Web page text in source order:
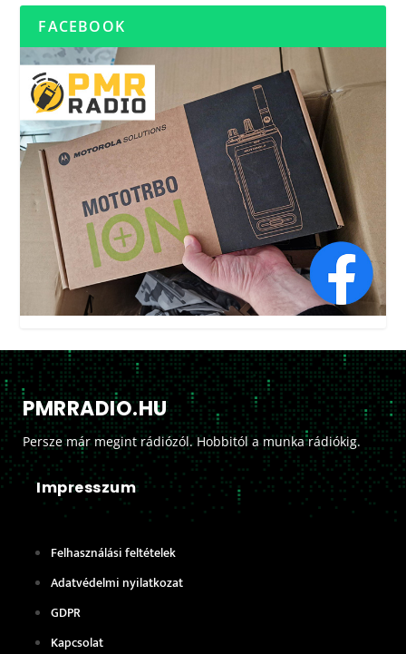
FACEBOOK
PMRRADIO.HU
Persze már megint rádiózól. Hobbitól a munka rádiókig.
Impresszum
Felhasználási feltételek
Adatvédelmi nyilatkozat
GDPR
Kapcsolat